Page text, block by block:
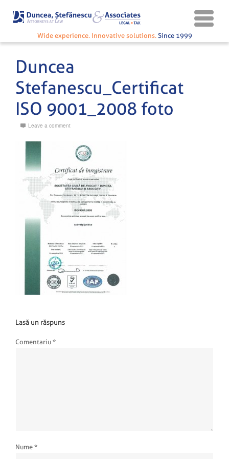
Wide experience. Innovative solutions. Since 1999
Duncea
Stefanescu_Certificat
ISO 9001_2008 foto
Leave a comment
Lasă un răspuns
Comentariu *
Nume *